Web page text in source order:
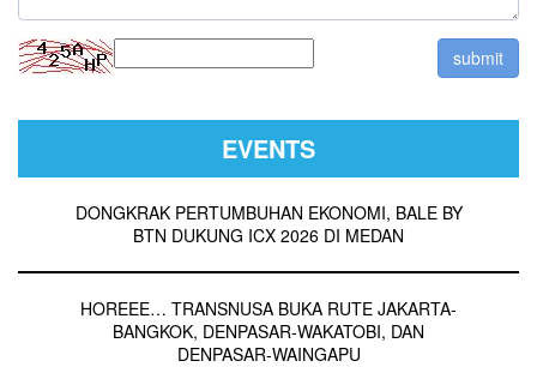
EVENTS
DONGKRAK PERTUMBUHAN EKONOMI, BALE BY
BTN DUKUNG ICX 2026 DI MEDAN
HOREEE… TRANSNUSA BUKA RUTE JAKARTA-
BANGKOK, DENPASAR-WAKATOBI, DAN
DENPASAR-WAINGAPU